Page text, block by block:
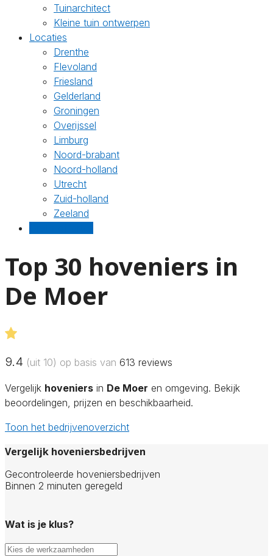
Tuinarchitect
Kleine tuin ontwerpen
Locaties
Drenthe
Flevoland
Friesland
Gelderland
Groningen
Overijssel
Limburg
Noord-brabant
Noord-holland
Utrecht
Zuid-holland
Zeeland
Top 30 hoveniers in
De Moer
9.4 (uit 10) op basis van 613 reviews
Vergelijk hoveniers in De Moer en omgeving. Bekijk
beoordelingen, prijzen en beschikbaarheid.
Toon het bedrijvenoverzicht
Vergelijk hoveniersbedrijven
Gecontroleerde hoveniersbedrijven
Binnen 2 minuten geregeld
Wat is je klus?